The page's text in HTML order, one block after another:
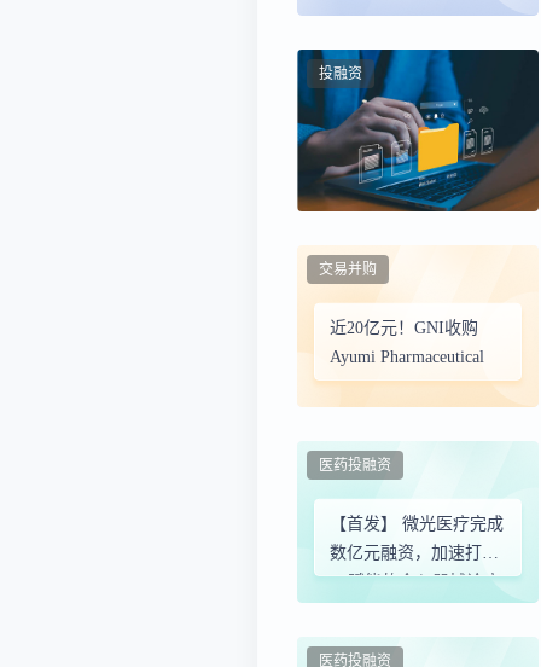
投融资
近20亿元！GNI收购
Ayumi Pharmaceutical
交易并购
【首发】 微光医疗完成
数亿元融资，加速打造
AI赋能的介入器械诊疗
医药投融资
医药投融资